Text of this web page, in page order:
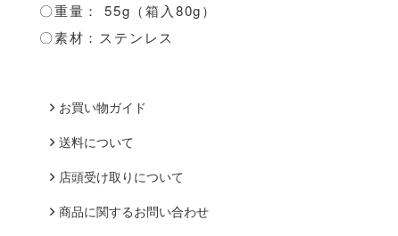
〇重量： 55g（箱入80g）
〇素材：ステンレス
お買い物ガイド
送料について
店頭受け取りについて
商品に関するお問い合わせ